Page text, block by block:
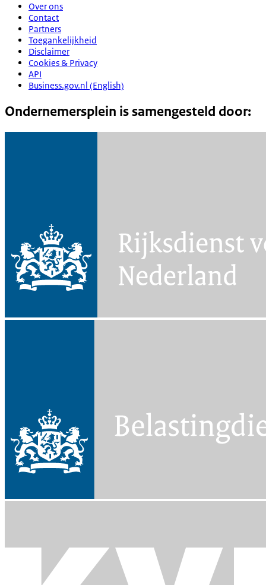
Over ons
Contact
Partners
Toegankelijkheid
Disclaimer
Cookies & Privacy
API
Business.gov.nl (English)
Ondernemersplein is samengesteld door: